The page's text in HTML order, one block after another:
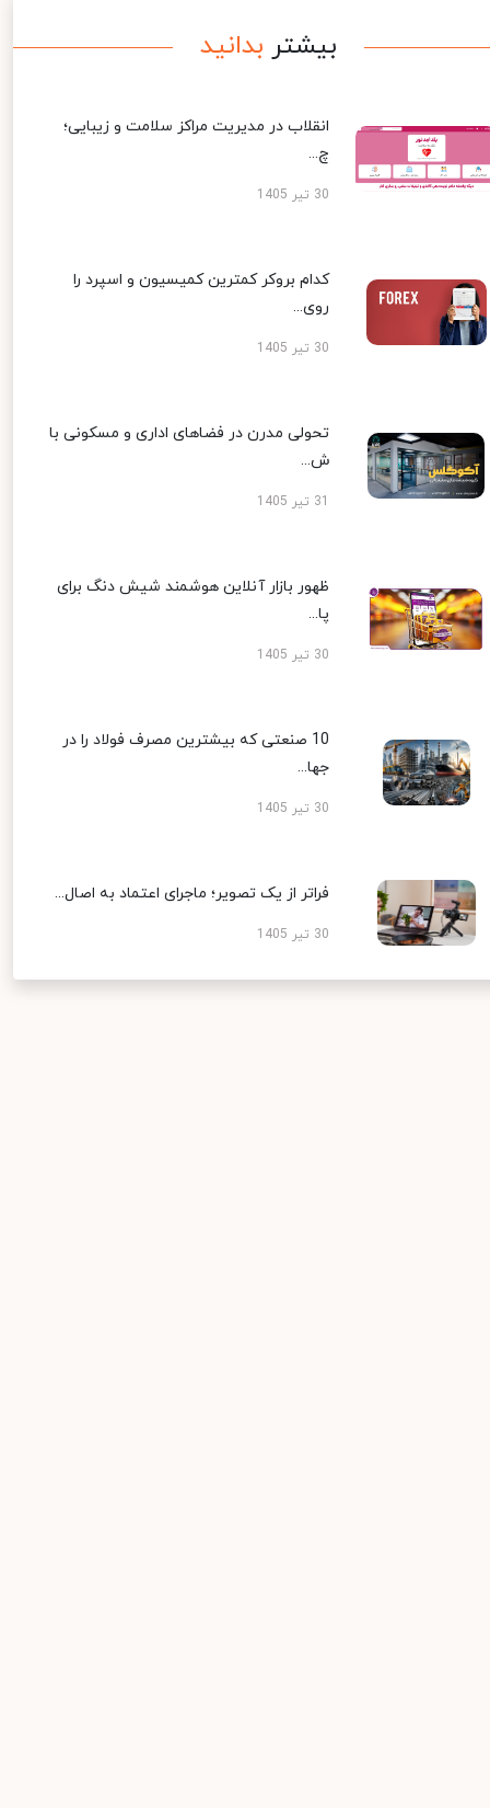
بیشتر بدانید
انقلاب در مدیریت مراکز سلامت و زیبایی؛
چ...
30 تیر 1405
کدام بروکر کمترین کمیسیون و اسپرد را
روی...
30 تیر 1405
تحولی مدرن در فضاهای اداری و مسکونی با
ش...
ظهور بازار آنلاین هوشمند شیش دنگ برای
پا...
30 تیر 1405
10 صنعتی که بیشترین مصرف فولاد را در
جها...
30 تیر 1405
فراتر از یک تصویر؛ ماجرای اعتماد به اصال...
30 تیر 1405